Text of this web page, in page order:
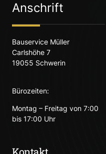
Anschrift
Bauservice Müller
Carlshöhe 7
19055 Schwerin
Bürozeiten:
Montag – Freitag von 7:00
bis 17:00 Uhr